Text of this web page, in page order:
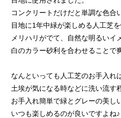
コンクリートだけだと単調な色合
目地に1年中緑が楽しめる人工芝
メリハリがでて、自然な明るいイ
白のカラー砂利を合わせることで
なんといっても人工芝のお手入れ
土埃が気になる時などに洗い流す
お手入れ簡単で緑とグレーの美し
いつも楽しめるのが良いですよね♪